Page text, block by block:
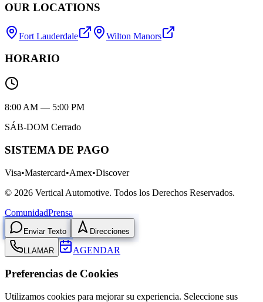
OUR LOCATIONS
Fort Lauderdale Wilton Manors
HORARIO
8:00 AM — 5:00 PM
SÁB-DOM Cerrado
SISTEMA DE PAGO
Visa•Mastercard•Amex•Discover
© 2026 Vertical Automotive. Todos los Derechos Reservados.
ComunidadPrensa
Enviar Texto Direcciones
LLAMAR AGENDAR
Preferencias de Cookies
Utilizamos cookies para mejorar su experiencia. Seleccione sus